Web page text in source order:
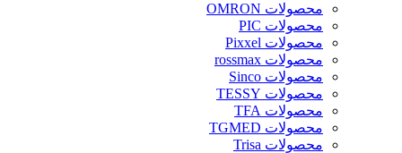
محصولات OMRON
محصولات PIC
محصولات Pixxel
محصولات rossmax
محصولات Sinco
محصولات TESSY
محصولات TFA
محصولات TGMED
محصولات Trisa